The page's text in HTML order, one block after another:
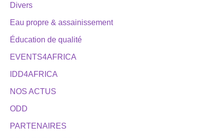
Divers
Eau propre & assainissement
Éducation de qualité
EVENTS4AFRICA
IDD4AFRICA
NOS ACTUS
ODD
PARTENAIRES